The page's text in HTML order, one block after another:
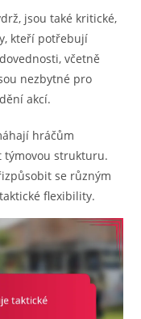
jsou také kritické,
kteří potřebují
včetně
nezbytné pro
akcí.
hráčům
týmovou strukturu.
se různým
flexibility.